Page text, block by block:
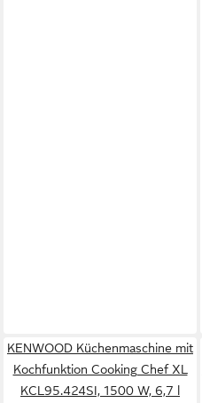
KENWOOD Küchenmaschine mit
Kochfunktion Cooking Chef XL
KCL95.424SI, 1500 W, 6,7 l